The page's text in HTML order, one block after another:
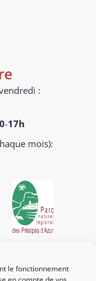
le fonctionnement
:
-17h
mois):